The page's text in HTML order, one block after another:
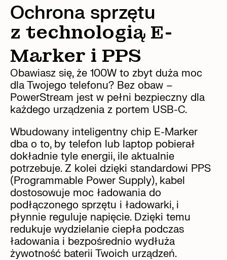
Ochrona sprzętu
z technologią E-
Marker i PPS
Obawiasz się, że 100W to zbyt duża moc
dla Twojego telefonu? Bez obaw –
PowerStream jest w pełni bezpieczny dla
każdego urządzenia z portem USB-C.
Wbudowany inteligentny chip E-Marker
dba o to, by telefon lub laptop pobierał
dokładnie tyle energii, ile aktualnie
potrzebuje. Z kolei dzięki standardowi PPS
(Programmable Power Supply), kabel
dostosowuje moc ładowania do
podłączonego sprzętu i ładowarki, i
płynnie reguluje napięcie. Dzięki temu
redukuje wydzielanie ciepła podczas
ładowania i bezpośrednio wydłuża
żywotność baterii Twoich urządzeń.